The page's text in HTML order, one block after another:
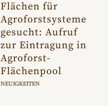
Flächen für
Agroforstsysteme
gesucht: Aufruf
zur Eintragung in
Agroforst-
Flächenpool
NEUIGKEITEN